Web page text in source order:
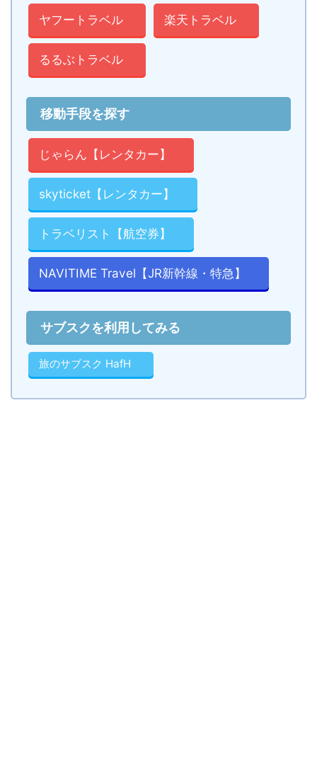
ヤフートラベル 楽天トラベル
るるぶトラベル
移動手段を探す
じゃらん【レンタカー】
skyticket【レンタカー】
トラベリスト【航空券】
NAVITIME Travel【JR新幹線・特急】
サブスクを利用してみる
旅のサブスク HafH